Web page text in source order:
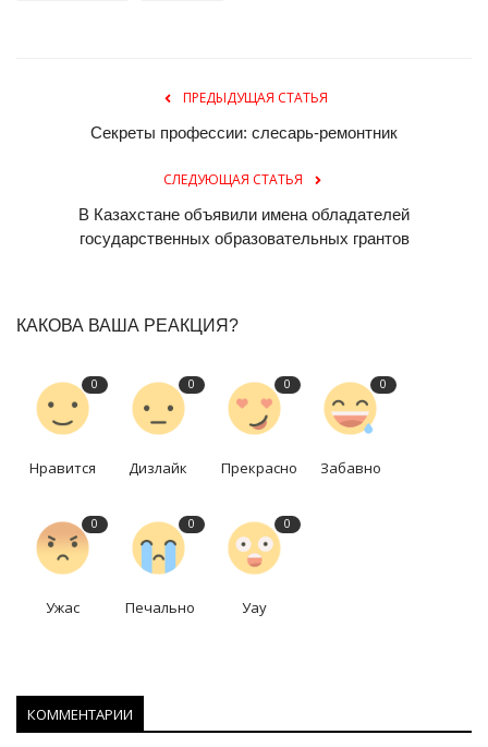
ПРЕДЫДУЩАЯ СТАТЬЯ
Секреты профессии: слесарь-ремонтник
СЛЕДУЮЩАЯ СТАТЬЯ
В Казахстане объявили имена обладателей
государственных образовательных грантов
КАКОВА ВАША РЕАКЦИЯ?
0
Нравится
0
Дизлайк
0
Прекрасно
0
Забавно
0
Ужас
0
Печально
0
Уау
КОММЕНТАРИИ